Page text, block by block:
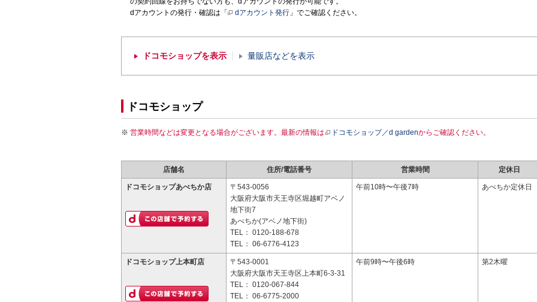
dアカウントの発行・確認は「
dアカウント発行 」でご確認ください。
ドコモショップを表示 量販店などを表示
ドコモショップ
営業時間などは変更となる場合がございます。最新の情報は ドコモショップ／d gardenからご確認ください。
店舗名 住所/電話番号 営業時間 定休日
ドコモショップあべちか店
〒543-0056
大阪府大阪市天王寺区堀越町アベノ
地下街7
あべちか(アベノ地下街)
TEL： 0120-188-678
TEL： 06-6776-4123
午前10時〜午後7時 あべちか定休日
ドコモショップ上本町店
〒543-0001
大阪府大阪市天王寺区上本町6-3-31
TEL： 0120-067-844
TEL： 06-6775-2000
午前9時〜午後6時 第2木曜